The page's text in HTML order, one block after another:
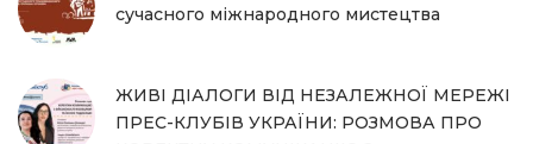
сучасного міжнародного мистецтва
ЖИВІ ДІАЛОГИ ВІД НЕЗАЛЕЖНОЇ МЕРЕЖІ
ПРЕС-КЛУБІВ УКРАЇНИ: РОЗМОВА ПРО